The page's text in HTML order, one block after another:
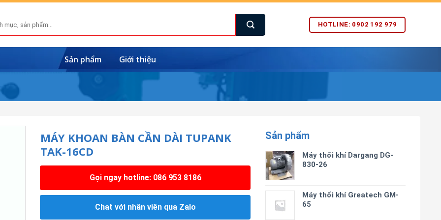
HOTLINE: 0902 192 979
Sản phẩm Giới thiệu
Sản phẩm
Máy thổi khí Dargang DG-
830-26
Máy thổi khí Greatech GM-
65
MÁY KHOAN BÀN CẦN DÀI TUPANK
TAK-16CD
Gọi ngay hotline: 086 953 8186
Chat với nhân viên qua Zalo